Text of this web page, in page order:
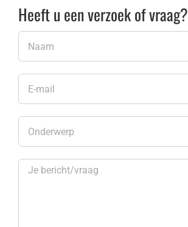
Heeft u een verzoek of vraag?